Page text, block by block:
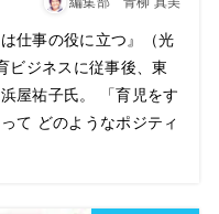
仕事の役に立つ』（光
ビジネスに従事後、東
屋祐子氏。 「育児をす
て どのようなポジティ